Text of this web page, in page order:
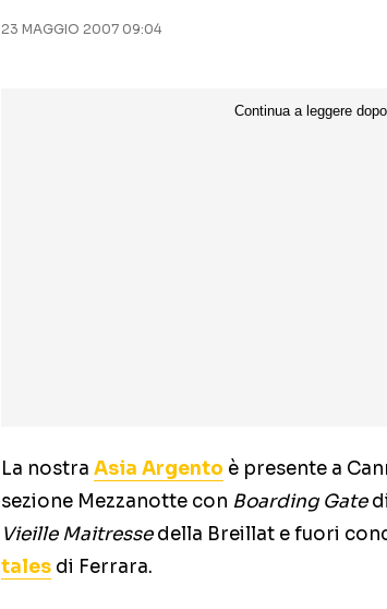
23 MAGGIO 2007 09:04
La nostra Asia Argento è presente a
sezione Mezzanotte con Boarding Gate
Vieille Maitressedella Breillat e fuori
tales di Ferrara.